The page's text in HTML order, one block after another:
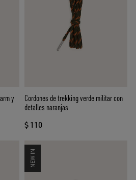
y
Cordones de trekking verde militar con
detalles naranjas
$ 110
NEW IN